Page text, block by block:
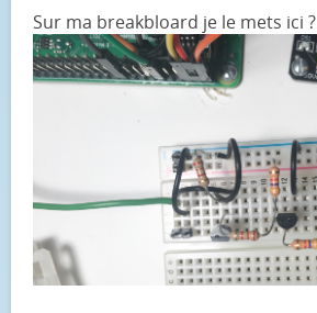
Sur ma breakbloard je le mets ici ?